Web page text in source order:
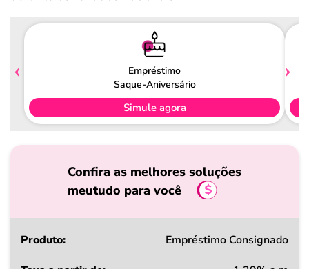
Empréstimo
Saque-Aniversário
Simule agora
Confira as melhores soluções
meutudo para você
Produto
Empréstimo Consignado